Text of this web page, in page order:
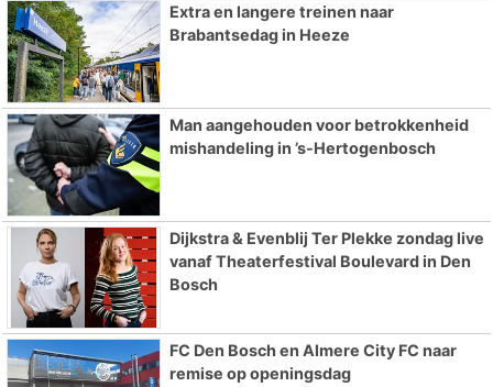
Extra en langere treinen naar
Brabantsedag in Heeze
Man aangehouden voor betrokkenheid
mishandeling in ’s-Hertogenbosch
Dijkstra & Evenblij Ter Plekke zondag live
vanaf Theaterfestival Boulevard in Den
Bosch
FC Den Bosch en Almere City FC naar
remise op openingsdag